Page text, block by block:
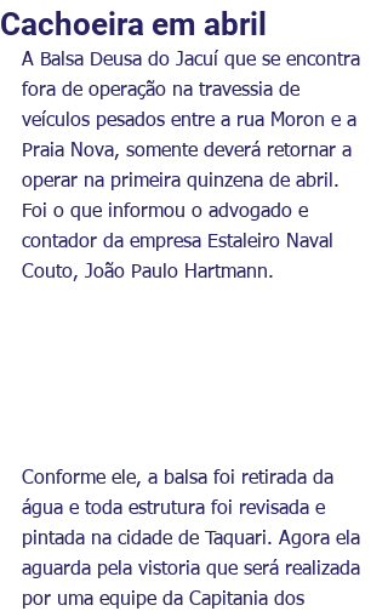
Cachoeira em abril
A Balsa Deusa do Jacuí que se encontra
fora de operação na travessia de
veículos pesados entre a rua Moron e a
Praia Nova, somente deverá retornar a
operar na primeira quinzena de abril.
Foi o que informou o advogado e
contador da empresa Estaleiro Naval
Couto, João Paulo Hartmann.
Conforme ele, a balsa foi retirada da
água e toda estrutura foi revisada e
pintada na cidade de Taquari. Agora ela
aguarda pela vistoria que será realizada
por uma equipe da Capitania dos